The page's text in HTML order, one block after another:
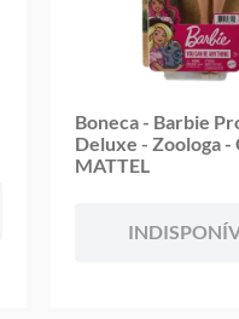
80TH Aniversário
x 29 cm x 9 cm
acima e o produto
Boneca - Barbie
Deluxe - Zoologa -
MATTEL